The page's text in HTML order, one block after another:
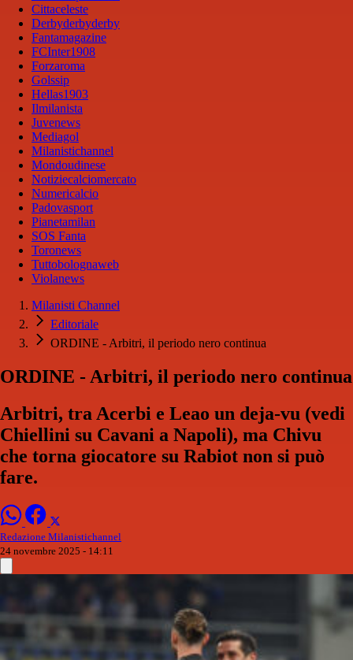
Cittaceleste
Derbyderbyderby
Fantamagazine
FCInter1908
Forzaroma
Golssip
Hellas1903
Ilmilanista
Juvenews
Mediagol
Milanistichannel
Mondoudinese
Notiziecalciomercato
Numericalcio
Padovasport
Pianetamilan
SOS Fanta
Toronews
Tuttobolognaweb
Violanews
Milanisti Channel
Editoriale
ORDINE - Arbitri, il periodo nero continua
ORDINE - Arbitri, il periodo nero continua
Arbitri, tra Acerbi e Leao un deja-vu (vedi
Chiellini su Cavani a Napoli), ma Chivu
che torna giocatore su Rabiot non si può
fare.
Redazione Milanistichannel
24 novembre 2025 - 14:11